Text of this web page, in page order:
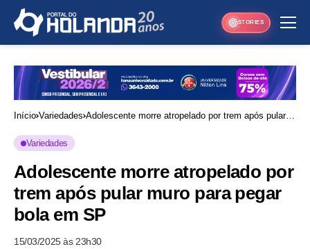
STORIES
Início Variedades Adolescente morre atropelado por trem após pular
Variedades
Adolescente morre atropelado por
trem após pular muro para pegar
bola em SP
15/03/2025 às 23h30